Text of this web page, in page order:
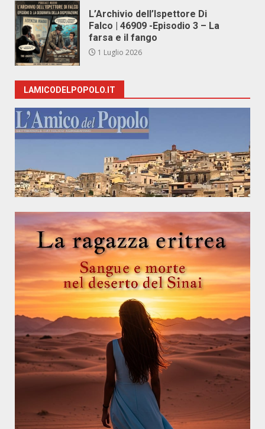
L’Archivio dell’Ispettore Di
Falco | 46909 -Episodio 3 – La
farsa e il fango
1 Luglio 2026
LAMICODELPOPOLO.IT